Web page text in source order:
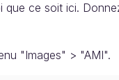
ce soit ici.
"Images" > "AMI".